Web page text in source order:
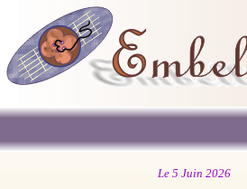
Le 5 Juin 2026